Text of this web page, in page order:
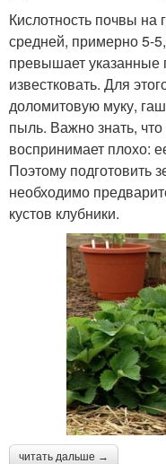
Кислотность почвы на
средней, примерно 5-
превышает указанные
известковать. Для
доломитовую муку,
пыль. Важно знать,
воспринимает плохо:
Поэтому подготовить
необходимо
кустов клубники.
читать дальше →